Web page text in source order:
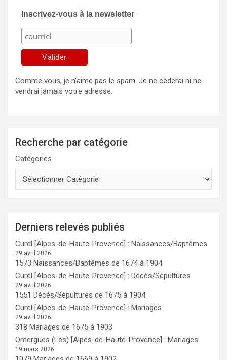
Inscrivez-vous à la newsletter
Comme vous, je n'aime pas le spam. Je ne cèderai ni ne
vendrai jamais votre adresse.
Recherche par catégorie
Catégories
Derniers relevés publiés
Curel [Alpes-de-Haute-Provence] : Naissances/Baptêmes
29 avril 2026
1573 Naissances/Baptêmes de 1674 à 1904
Curel [Alpes-de-Haute-Provence] : Décès/Sépultures
29 avril 2026
1551 Décès/Sépultures de 1675 à 1904
Curel [Alpes-de-Haute-Provence] : Mariages
29 avril 2026
318 Mariages de 1675 à 1903
Omergues (Les) [Alpes-de-Haute-Provence] : Mariages
19 mars 2026